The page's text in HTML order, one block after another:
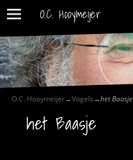
O.C. Hooymeijer
O.C. Hooymeijer→Vogels→het Baasje
het Baasje